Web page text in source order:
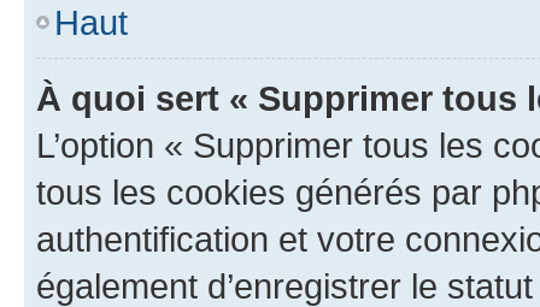
Haut
À quoi sert « Supprimer tous
L’option « Supprimer tous les
tous les cookies générés par
authentification et votre
également d’enregistrer le